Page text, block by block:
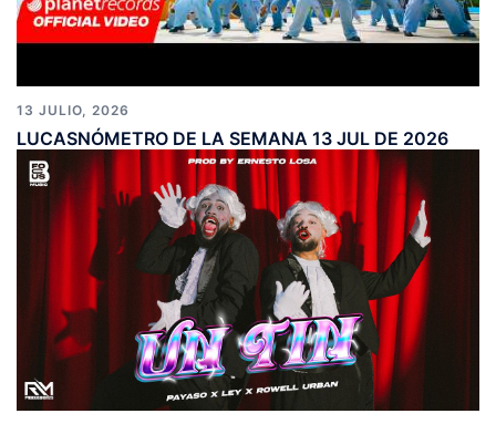
13 JULIO, 2026
LUCASNÓMETRO DE LA SEMANA 13 JUL DE 2026